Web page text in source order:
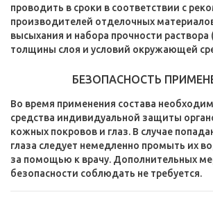
проводить в сроки в соответствии с
производителей отделочных
высыхания и набора прочности раствора
толщины слоя и условий окружающей
БЕЗОПАСНОСТЬ
Во время применения состава
средства индивидуальной защиты
кожных покровов и глаз. В случае
глаза следует немедленно промыть их
за помощью к врачу. Дополнительных
безопасности соблюдать не требуется.